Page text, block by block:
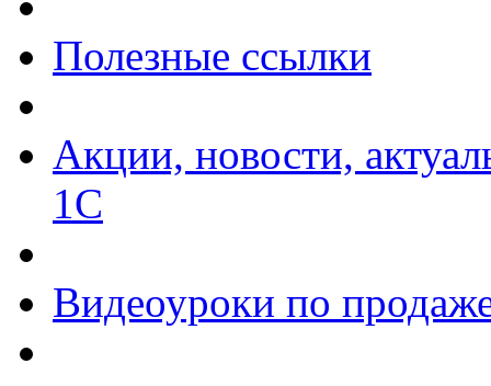
Полезные ссылки
Акции, новости,
1С
Видеоуроки по